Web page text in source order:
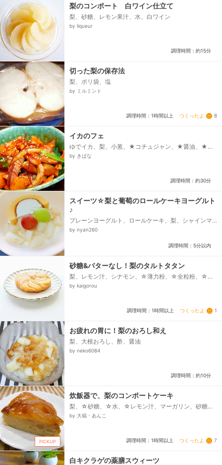
梨のコンポート 白ワイン仕立て
梨、砂糖、レモン果汁、水、白ワイン
by liqueur
調理時間：約15分
切った梨の保存法
梨、ポリ袋、塩
by ミルミント
調理時間：1時間以上 つくったよ 8
イカのフェ
ゆでイカ、梨、小葱、★コチュジャン、★醤油、★千
鳥酢、★レモン汁、★きび砂糖、★白すりごま、★韓
by きばな
調理時間：約30分
スイーツ☆梨と葡萄のロールケーキヨーグルト
♪
プレーンヨーグルト、ロールケーキ、梨、シャインマ
スカット、種なし赤ぶどう
by nyan260
調理時間：5分以内
砂糖&バターなし！梨のタルトタタン
梨、レモン汁、シナモン、☆薄力粉、☆全粒粉、☆ベ
ーキングパウダー、☆塩、●蜂蜜、●牛乳、●水、●植
by kaigorou
調理時間：1時間以上 つくったよ 1
お疲れの胃に！梨のおろし和え
梨、大根おろし、酢、醤油
by neko6084
調理時間：約10分
PICKUP
炊飯器で、梨のコンポートケーキ
梨、☆砂糖、☆水、☆レモン汁、マーガリン、砂糖、
卵、豆乳or牛乳、薄力粉、ベーキングパウダー、サラ
by 大福・あんこ
調理時間：1時間以上 つくったよ 7
白キクラゲの薬膳スウィーツ